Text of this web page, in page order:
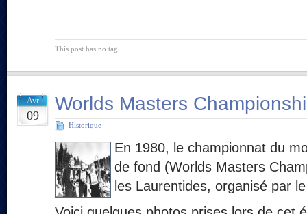
This post has no tag
Avr
09
Worlds Masters
Historique
En 1980, le championnat du
de fond (Worlds Masters
les Laurentides, organisé par